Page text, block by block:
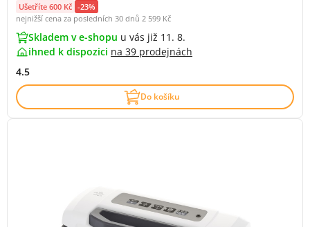
Ušetříte 600 Kč -23%
nejnižší cena za posledních 30 dnů 2 599 Kč
Skladem v e-shopu u vás již 11. 8.
ihned k dispozici na 39 prodejnách
4.5
Do košíku